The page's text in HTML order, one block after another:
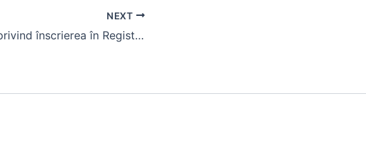
NEXT
Anunț privind înscrierea în Registrul Agricol